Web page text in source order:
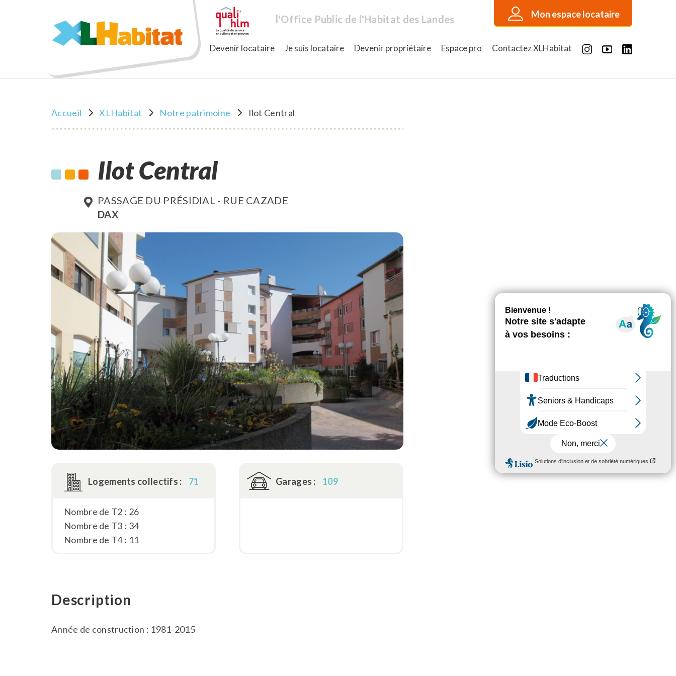
l'Office Public de l'Habitat des Landes Mon espace locataire
XLHabitat Devenir locataire Je suis locataire Devenir propriétaire Espace pro Contactez XLHabitat
Accueil XLHabitat Notre patrimoine Ilot Central
Ilot Central
PASSAGE DU PRÉSIDIAL - RUE CAZADE
DAX
Logements collectifs : 71
Nombre de T2 : 26
Nombre de T3 : 34
Nombre de T4 : 11
Garages : 109
Description
Année de construction : 1981-2015